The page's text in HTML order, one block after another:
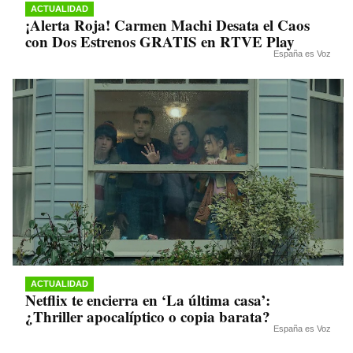
ACTUALIDAD
¡Alerta Roja! Carmen Machi Desata el Caos
con Dos Estrenos GRATIS en RTVE Play
España es Voz
ACTUALIDAD
Netflix te encierra en ‘La última casa’:
¿Thriller apocalíptico o copia barata?
España es Voz